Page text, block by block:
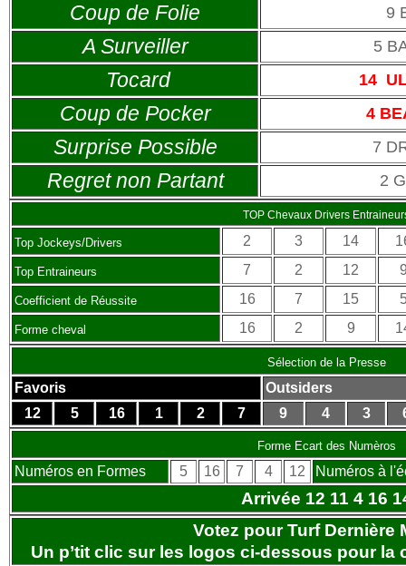
Coup de Folie 9
A Surveiller 5
Tocard 14
Coup de Pocker 4
Surprise Possible 7
Regret non Partant 2
TOP Chevaux Drivers
Top Jockeys/Drivers 2 3 14
Top Entraineurs 7 2 12
Coefficient de Réussite 16 7 15
Forme cheval 16 2 9
Sélection de la Presse
Favoris
Outsiders
12
5 16 1 2 7 9 4 3
Forme Ecart des Numèros
Numéros en Formes 5 16 7 4 12 Numéros à
Arrivée 12 11 4 16
Votez pour Turf Dernière
Un p’tit clic sur les logos ci-dessous pour la